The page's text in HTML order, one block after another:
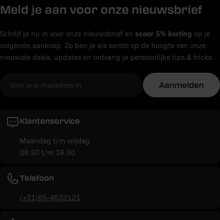
gainers, fatburners en creatine.
perfect om jouw spierherstel en spiergroei te bevorderen.
Ook de Cell Tech creatine blend, de SX-7 Black Onyx Shatter
Pumped pre-workout en de Hydroxycut Hardcore Super
Elite burner zijn supplementen die vaak over de toonbank
MuscleTech kopen
Doordat MuscleTech zo veel investeert in het onderzoeken
en ontwikkelen van de supplementen is het merk in staat
om écht hoge kwaliteit te leveren. En zeg nou zelf, we
willen toch allemaal het beste voor onszelf wanneer we
bezig zijn met het behalen van onze doelen?
Of je al fan bent van MuscleTech of het voor de eerste keer
gaat proberen, bij Supspace krijg je waar voor je geld en
heb je gegarandeerd de beste deal te pakken.
Meld je aan voor onze nieuwsbrief
Schrijf je nu in voor onze nieuwsbrief en scoor 5% korting op je
volgende aankoop. Zo ben je als eerste op de hoogte van onze
nieuwste deals, updates en ontvang je persoonlijke tips & tricks.
mail
Aanmelden
Klantenservice
Maandag t/m vrijdag
08:30 t/m 16:30
Telefoon
(+31)85-4832121